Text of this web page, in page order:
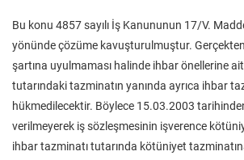
Bu konu 4857 sayılı İş Kanununun 17/V.
yönünde çözüme kavuşturulmuştur.
şartına uyulmaması halinde ihbar önellerine
tutarındaki tazminatın yanında ayrıca ihbar
hükmedilecektir. Böylece 15.03.2003
verilmeyerek iş sözleşmesinin işverence
ihbar tazminatı tutarında kötüniyet